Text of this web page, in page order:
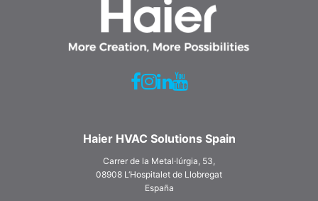
Haier HVAC Solutions Spain
Carrer de la Metal·lúrgia, 53,
08908 L‘Hospitalet de Llobregat
España